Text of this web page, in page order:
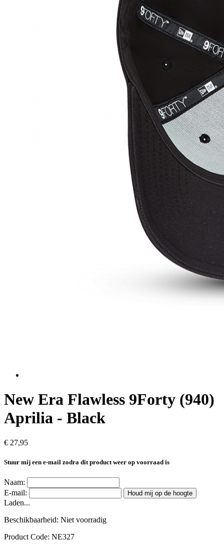
New Era Flawless 9Forty (940)
Aprilia - Black
€ 27,95
Stuur mij een e-mail zodra dit product weer op voorraad is
Naam:
E-mail:
Houd mij op de hoogte
Laden...
Beschikbaarheid: Niet voorradig
Product Code: NE327